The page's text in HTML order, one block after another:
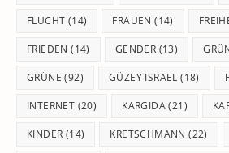
FLUCHT (14) FRAUEN (14)
FRIEDEN (14) GENDER (13)
GRÜNE (92) GÜZEY ISRAEL (18)
INTERNET (20) KARGIDA(21)
KINDER (14) KRETSCHMANN (22)